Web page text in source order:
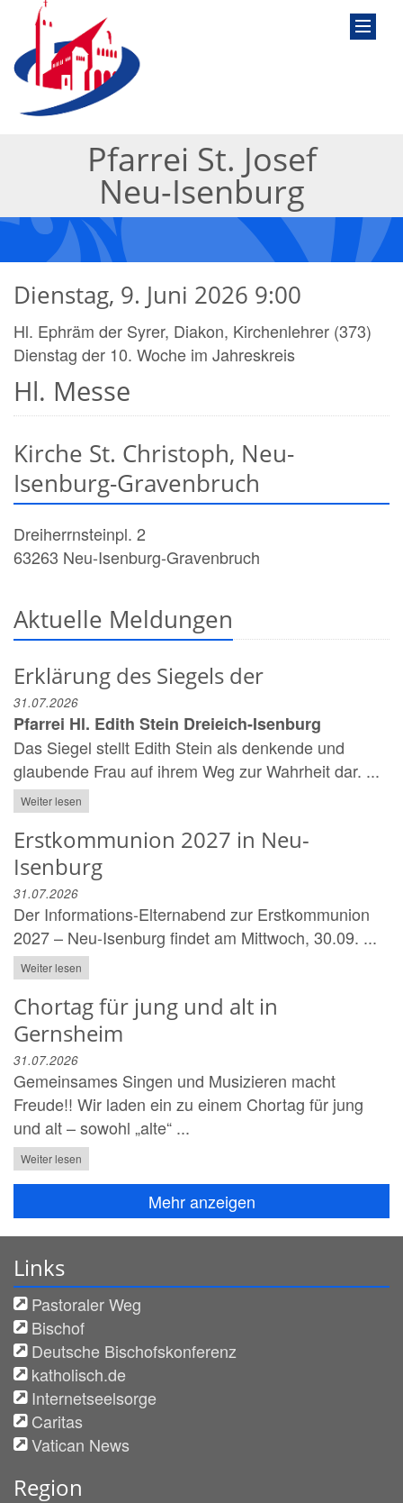
Pfarrei St. Josef
Neu-Isenburg
Hl. Messe
Dienstag, 9. Juni 2026 9:00
Hl. Ephräm der Syrer, Diakon, Kirchenlehrer (373)
Dienstag der 10. Woche im Jahreskreis
Kirche St. Christoph, Neu-
Isenburg-Gravenbruch
Dreiherrnsteinpl. 2
63263 Neu-Isenburg-Gravenbruch
Aktuelle Meldungen
Erklärung des Siegels der
31.07.2026
Pfarrei Hl. Edith Stein Dreieich-Isenburg
Das Siegel stellt Edith Stein als denkende und
glaubende Frau auf ihrem Weg zur Wahrheit dar. ...
Weiter lesen
Erstkommunion 2027 in Neu-
Isenburg
31.07.2026
Der Informations-Elternabend zur Erstkommunion
2027 – Neu-Isenburg findet am Mittwoch, 30.09. ...
Weiter lesen
Chortag für jung und alt in
Gernsheim
31.07.2026
Gemeinsames Singen und Musizieren macht
Freude!! Wir laden ein zu einem Chortag für jung
und alt – sowohl „alte“ ...
Weiter lesen
Mehr anzeigen
Links
Pastoraler Weg
Bischof
Deutsche Bischofskonferenz
katholisch.de
Internetseelsorge
Caritas
Vatican News
Region